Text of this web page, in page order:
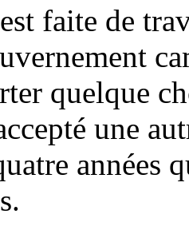
faite de
quelque
une
années